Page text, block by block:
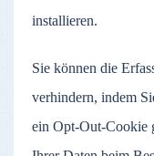
installieren.
Sie können die
verhindern, indem
ein Opt-Out-Cookie